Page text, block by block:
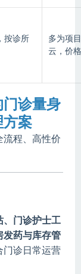
按诊所
多为项
云，价
诊量身
方案
流程、高性价
、门诊护士工
发药与库存管
门诊日常运营